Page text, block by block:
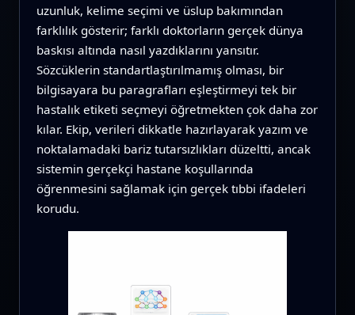
uzunluk, kelime seçimi ve üslup bakımından
farklılık gösterir; farklı doktorların gerçek dünya
baskısı altında nasıl yazdıklarını yansıtır.
Sözcüklerin standartlaştırılmamış olması, bir
bilgisayara bu paragrafları eşleştirmeyi tek bir
hastalık etiketi seçmeyi öğretmekten çok daha zor
kılar. Ekip, verileri dikkatle hazırlayarak yazım ve
noktalamadaki bariz tutarsızlıkları düzeltti, ancak
sistemin gerçekçi hastane koşullarında
öğrenmesini sağlamak için gerçek tıbbi ifadeleri
korudu.